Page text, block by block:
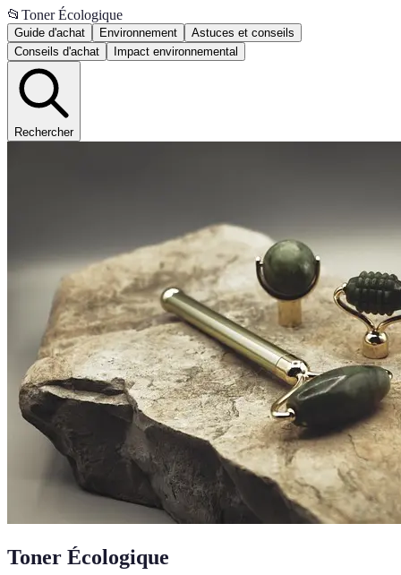
📂 Toner Écologique
Guide d'achat Environnement
Astuces et conseils
Conseils d'achat
Impact environnemental
Rechercher
Toner Écologique